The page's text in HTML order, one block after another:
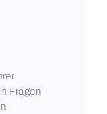
Fragen